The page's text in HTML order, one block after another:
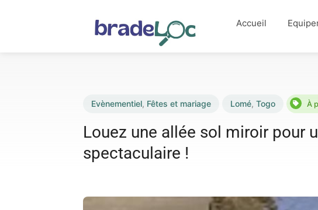
Accueil
Evènementiel, Fêtes et mariage Lomé, Togo À
Louez une allée sol miroir pour
spectaculaire !